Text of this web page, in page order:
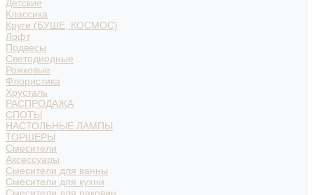
Детские
Классика
Круги (БУШЕ, КОСМОС)
Лофт
Подвесы
Светодиодные
Рожковые
Флористика
Хрусталь
РАСПРОДАЖА
СПОТЫ
НАСТОЛЬНЫЕ ЛАМПЫ
ТОРШЕРЫ
Смесители
Аксессуары
Смесители для ванны
Смесители для кухни